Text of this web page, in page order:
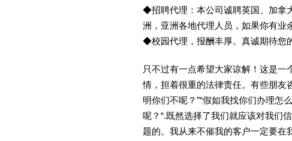
◆招聘代理：本公司诚聘英国、加拿
洲，亚洲各地代理人员，如果你有业
◆校园代理，报酬丰厚。真诚期待您
只不过有一点希望大家谅解！这是
情，担着很重的法律责任。有些朋友
明你们不呢？”“假如我找你们办理怎
呢？“.既然选择了我们就应该对我们
题的。我从来不催我的客户一定要在